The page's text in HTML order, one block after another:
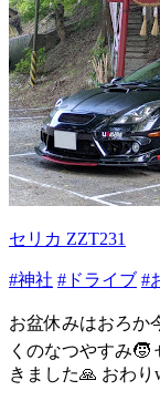
セリカ ZZT231
#神社 #ドライブ #
お盆休みはおろか
くのなつやすみ🧒
きました🙏 おわり